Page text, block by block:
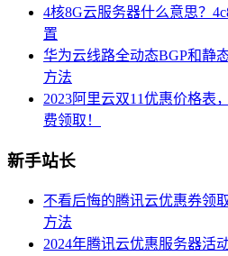
4核8G云服务器什么意思？
置
华为云线路全动态BGP和静
方法
2023阿里云双11优惠价格表
费领取！
新手站长
不看后悔的腾讯云优惠券领
方法
2024年腾讯云优惠服务器活